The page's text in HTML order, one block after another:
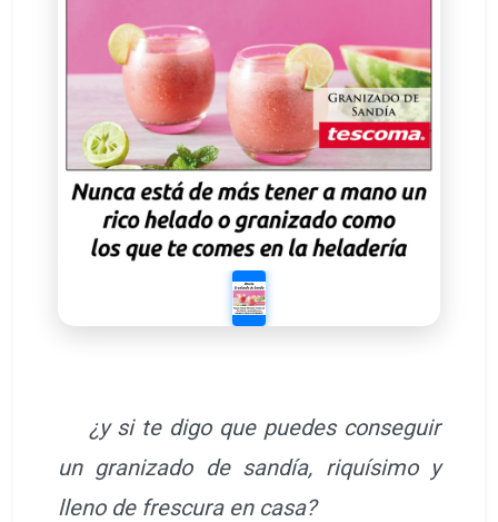
¿y si te digo que puedes conseguir
un granizado de sandía, riquísimo y
lleno de frescura en casa?